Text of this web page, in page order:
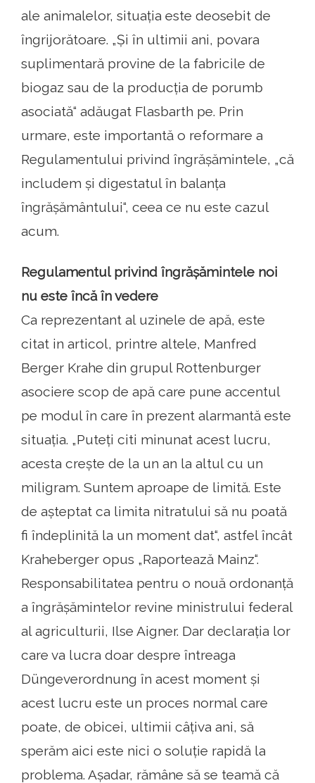
ale animalelor, situația este deosebit de
îngrijorătoare. „Și în ultimii ani, povara
suplimentară provine de la fabricile de
biogaz sau de la producția de porumb
asociată“ adăugat Flasbarth pe. Prin
urmare, este importantă o reformare a
Regulamentului privind îngrășămintele, „că
includem și digestatul în balanța
îngrășământului“, ceea ce nu este cazul
acum.
Regulamentul privind îngrășămintele noi
nu este încă în vedere
Ca reprezentant al uzinele de apă, este
citat in articol, printre altele, Manfred
Berger Krahe din grupul Rottenburger
asociere scop de apă care pune accentul
pe modul în care în prezent alarmantă este
situația. „Puteți citi minunat acest lucru,
acesta crește de la un an la altul cu un
miligram. Suntem aproape de limită. Este
de așteptat ca limita nitratului să nu poată
fi îndeplinită la un moment dat“, astfel încât
Kraheberger opus „Raportează Mainz“.
Responsabilitatea pentru o nouă ordonanță
a îngrășămintelor revine ministrului federal
al agriculturii, Ilse Aigner. Dar declarația lor
care va lucra doar despre întreaga
Düngeverordnung în acest moment și
acest lucru este un proces normal care
poate, de obicei, ultimii câțiva ani, să
sperăm aici este nici o soluție rapidă la
problema. Așadar, rămâne să se teamă că